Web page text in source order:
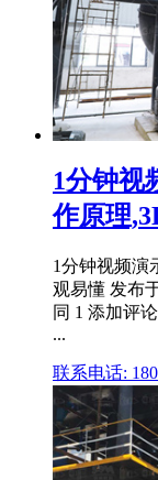
1分钟视
作原理
1分钟视频演
观易懂 发布
同 1 添加评
...
联系电话: 180